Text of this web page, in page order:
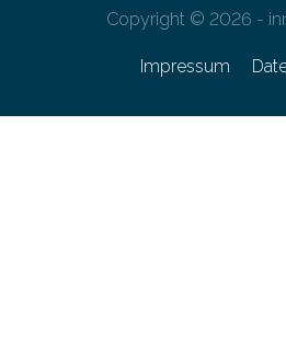
Copyright © 2026 -
Impressum